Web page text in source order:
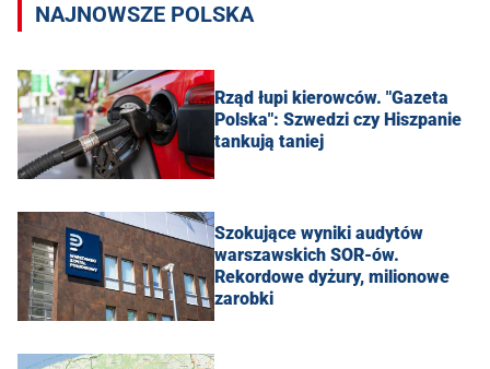
NAJNOWSZE POLSKA
Rząd łupi kierowców. "Gazeta
Polska": Szwedzi czy Hiszpanie
tankują taniej
Szokujące wyniki audytów
warszawskich SOR-ów.
Rekordowe dyżury, milionowe
zarobki